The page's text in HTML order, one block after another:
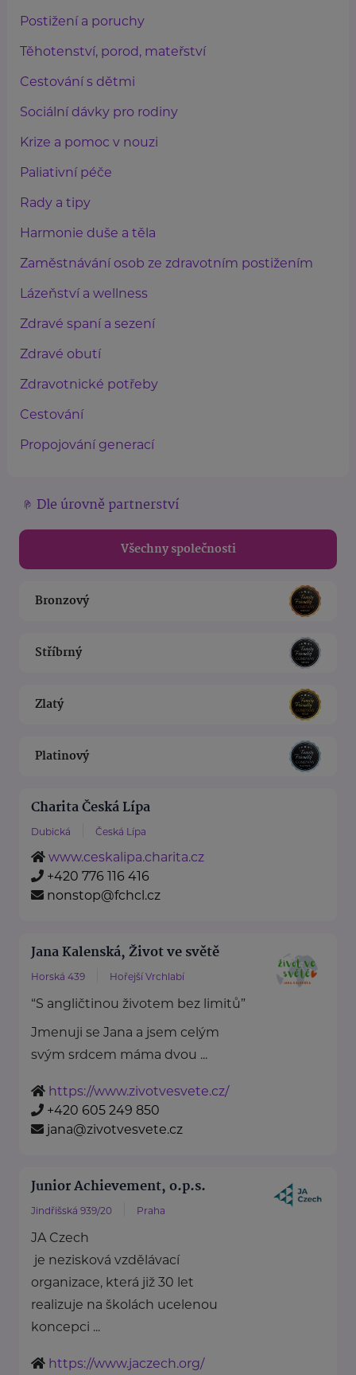
Postižení a poruchy
Těhotenství, porod, mateřství
Cestování s dětmi
Sociální dávky pro rodiny
Krize a pomoc v nouzi
Paliativní péče
Rady a tipy
Harmonie duše a těla
Zaměstnávání osob ze zdravotním postižením
Lázeňství a wellness
Zdravé spaní a sezení
Zdravé obutí
Zdravotnické potřeby
Cestování
Propojování generací
Dle úrovně partnerství
Všechny společnosti
Bronzový
Stříbrný
Zlatý
Platinový
Charita Česká Lípa
Dubická Česká Lípa
www.ceskalipa.charita.cz
+420 776 116 416
nonstop@fchcl.cz
Jana Kalenská, Život ve světě
Horská 439 Hořejší Vrchlabí
“S angličtinou životem bez limitů”
Jmenuji se Jana a jsem celým
svým srdcem máma dvou ...
https://www.zivotvesvete.cz/
+420 605 249 850
jana@zivotvesvete.cz
Junior Achievement, o.p.s.
Jindřišská 939/20 Praha
JA Czech
je nezisková vzdělávací
organizace, která již 30 let
realizuje na školách ucelenou
koncepci ...
https://www.jaczech.org/